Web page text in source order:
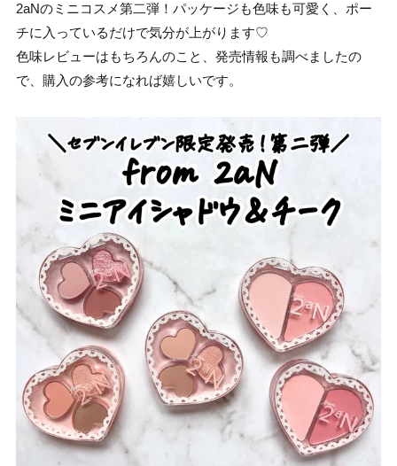
2aNのミニコスメ第二弾！パッケージも色味も可愛く、ポー
チに入っているだけで気分が上がります♡
色味レビューはもちろんのこと、発売情報も調べましたの
で、購入の参考になれば嬉しいです。